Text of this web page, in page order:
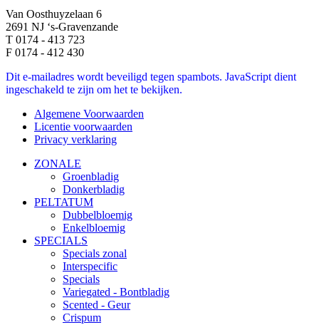
Van Oosthuyzelaan 6
2691 NJ ‘s-Gravenzande
T 0174 - 413 723
F 0174 - 412 430
Dit e-mailadres wordt beveiligd tegen spambots. JavaScript dient
ingeschakeld te zijn om het te bekijken.
Algemene Voorwaarden
Licentie voorwaarden
Privacy verklaring
ZONALE
Groenbladig
Donkerbladig
PELTATUM
Dubbelbloemig
Enkelbloemig
SPECIALS
Specials zonal
Interspecific
Specials
Variegated - Bontbladig
Scented - Geur
Crispum